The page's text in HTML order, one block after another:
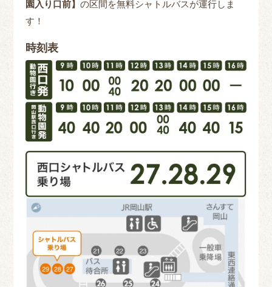
園入り口前】の区間を無料シャトルバスが運行しま
す！
時刻表